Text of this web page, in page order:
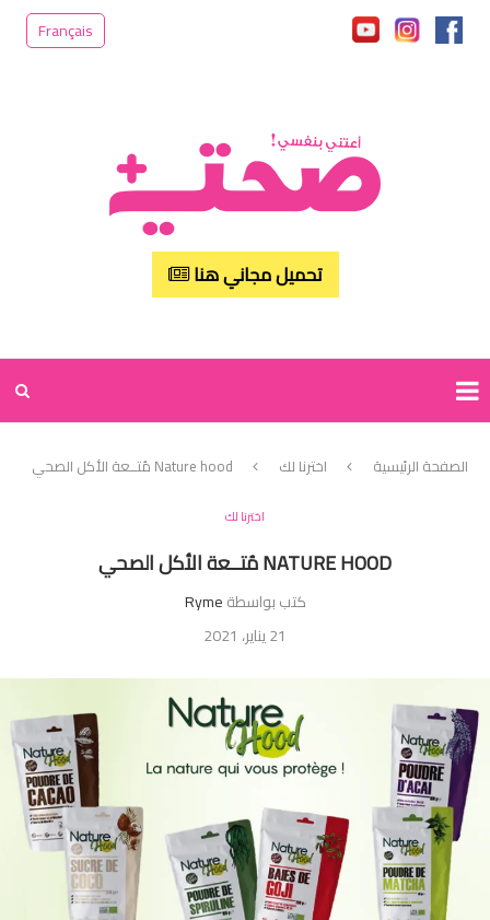
Français
تحميل مجاني هنا
الصفحة الرئيسية اخترنا لك Nature hood مُتــعة الأكل الصحي
اخترنا لك
NATURE HOOD مُتــعة الأكل الصحي
كتب بواسطةRyme
21 يناير، 2021